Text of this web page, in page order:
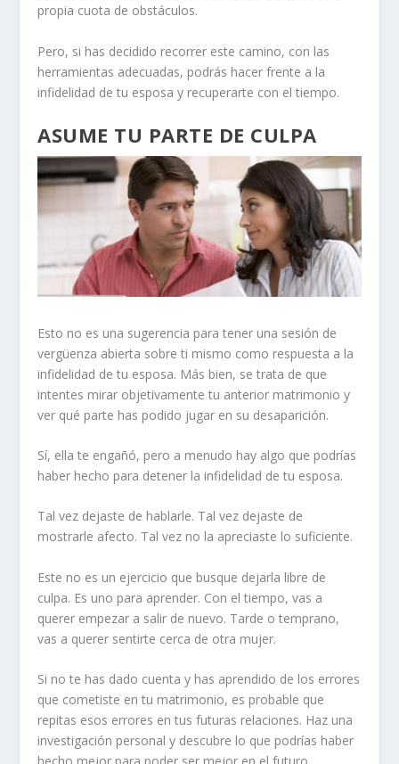
propia cuota de obstáculos.
Pero, si has decidido recorrer este camino, con las
herramientas adecuadas, podrás hacer frente a la
infidelidad de tu esposa y recuperarte con el tiempo.
ASUME TU PARTE DE CULPA
Esto no es una sugerencia para tener una sesión de
vergüenza abierta sobre ti mismo como respuesta a la
infidelidad de tu esposa. Más bien, se trata de que
intentes mirar objetivamente tu anterior matrimonio y
ver qué parte has podido jugar en su desaparición.
Sí, ella te engañó, pero a menudo hay algo que podrías
haber hecho para detener la infidelidad de tu esposa.
Tal vez dejaste de hablarle. Tal vez dejaste de
mostrarle afecto. Tal vez no la apreciaste lo suficiente.
Este no es un ejercicio que busque dejarla libre de
culpa. Es uno para aprender. Con el tiempo, vas a
querer empezar a salir de nuevo. Tarde o temprano,
vas a querer sentirte cerca de otra mujer.
Si no te has dado cuenta y has aprendido de los errores
que cometiste en tu matrimonio, es probable que
repitas esos errores en tus futuras relaciones. Haz una
investigación personal y descubre lo que podrías haber